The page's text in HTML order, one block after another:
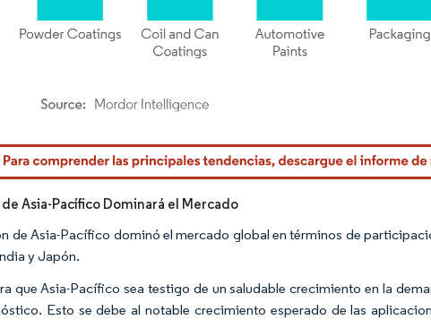
Intelligence. El uso requiere atribución según CC BY 4.0.
de Asia-Pacífico Dominará el Mercado
de Asia-Pacífico dominó el mercado global en términos de
y Japón.
que Asia-Pacífico sea testigo de un saludable crecimiento en la
Esto se debe al notable crecimiento esperado de las